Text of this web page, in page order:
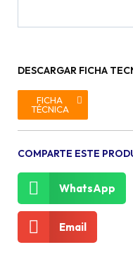
DESCARGAR FICHA
FICHA
TÉCNICA
COMPARTE ESTE
WhatsApp
Email